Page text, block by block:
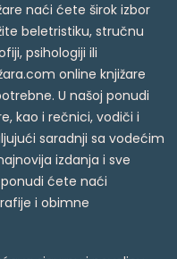
naći ćete širok izbor
beletristiku, stručnu
psihologiji ili
online knjižare
U našoj ponudi
kao i rečnici, vodiči i
saradnji sa vodećim
izdanja i sve
ćete naći
i obimne